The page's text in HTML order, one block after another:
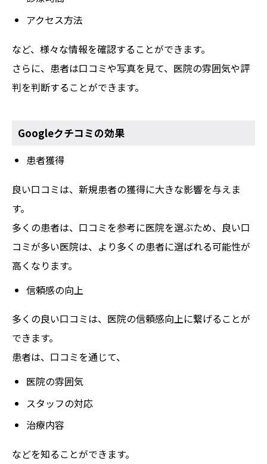
アクセス方法
など、様々な情報を確認することができます。
さらに、患者は口コミや写真を見て、医院の雰囲気や評
判を判断することができます。
Googleクチコミの効果
患者獲得
良い口コミは、新規患者の獲得に大きな影響を与えま
す。
多くの患者は、口コミを参考に医院を選ぶため、良い口
コミが多い医院は、より多くの患者に選ばれる可能性が
高くなります。
信頼感の向上
多くの良い口コミは、医院の信頼感向上に繋げることが
できます。
患者は、口コミを通じて、
医院の雰囲気
スタッフの対応
治療内容
などを知ることができます。